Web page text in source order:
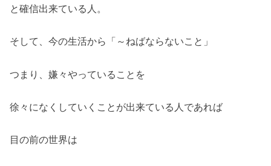
と確信出来ている人。
そして、今の生活から「～ねばならないこと」
つまり、嫌々やっていることを
徐々になくしていくことが出来ている人であれば
目の前の世界は